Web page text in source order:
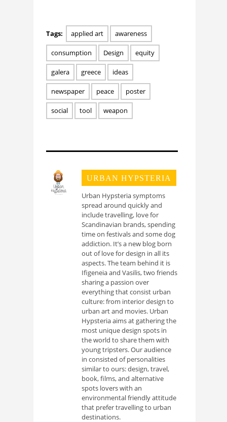
Tags: applied art awareness
consumption Design equity
galera greece ideas
newspaper peace poster
social tool weapon
URBAN HYPSTERIA
Urban Hypsteria symptoms
spread around quickly and
include travelling, love for
Scandinavian brands, spending
time on festivals and some dog
addiction. It’s a new blog born
out of love for design in all its
aspects. The team behind it is
Ifigeneia and Vasilis, two friends
sharing a passion over
everything that consist urban
culture: from interior design to
urban art and movies. Urban
Hypsteria aims at gathering the
most unique design spots in
the world to share them with
young tripsters. Our audience
in consisted of personalities
similar to ours: design, travel,
book, films, and alternative
spots lovers with an
environmental friendly attitude
that prefer travelling to urban
destinations.